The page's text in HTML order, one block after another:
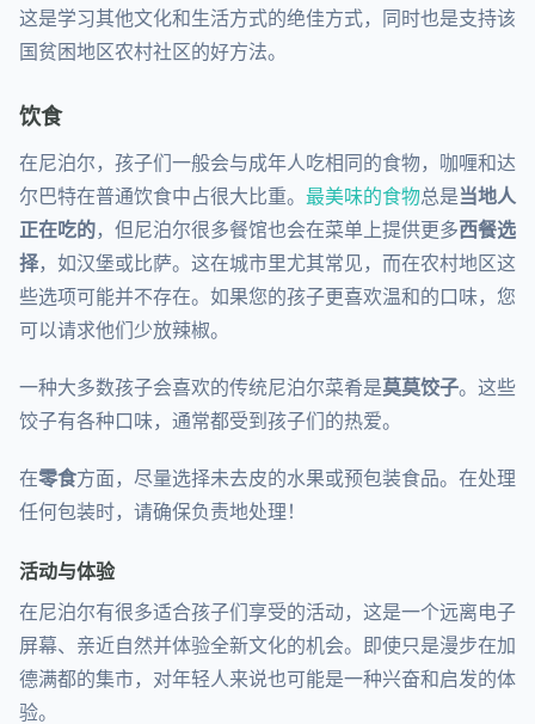
这是学习其他文化和生活方式的绝佳方式，同时也是支持该
国贫困地区农村社区的好方法。
饮食
在尼泊尔，孩子们一般会与成年人吃相同的食物，咖喱和达
尔巴特在普通饮食中占很大比重。 最美味的食物总是当地人
正在吃的，但尼泊尔很多餐馆也会在菜单上提供更多西餐选
择，如汉堡或比萨。这在城市里尤其常见，而在农村地区这
些选项可能并不存在。如果您的孩子更喜欢温和的口味，您
可以请求他们少放辣椒。
一种大多数孩子会喜欢的传统尼泊尔菜肴是莫莫饺子。这些
饺子有各种口味，通常都受到孩子们的热爱。
在零食方面，尽量选择未去皮的水果或预包装食品。在处理
任何包装时，请确保负责地处理！
活动与体验
在尼泊尔有很多适合孩子们享受的活动，这是一个远离电子
屏幕、亲近自然并体验全新文化的机会。即使只是漫步在加
德满都的集市，对年轻人来说也可能是一种兴奋和启发的体
验。